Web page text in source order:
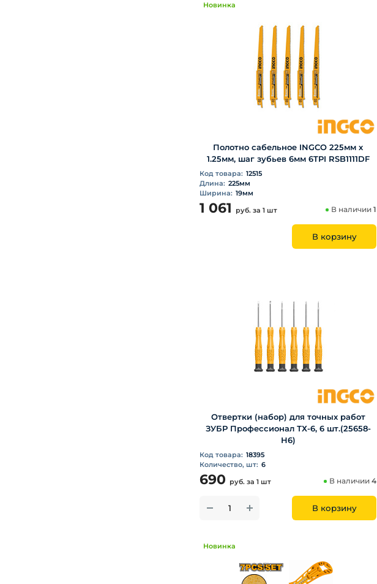
Новинка
Полотно сабельное INGCO 225мм х
1.25мм, шаг зубьев 6мм 6TPI RSB1111DF
Код товара: 12515
Длина: 225мм
Ширина: 19мм
1 061 руб. за 1 шт В наличии1
В корзину
Отвертки (набор) для точных работ
ЗУБР Профессионал ТХ-6, 6 шт.(25658-
Н6)
Код товара: 18395
Количество, шт: 6
690 руб. за 1 шт В наличии4
В корзину
Новинка